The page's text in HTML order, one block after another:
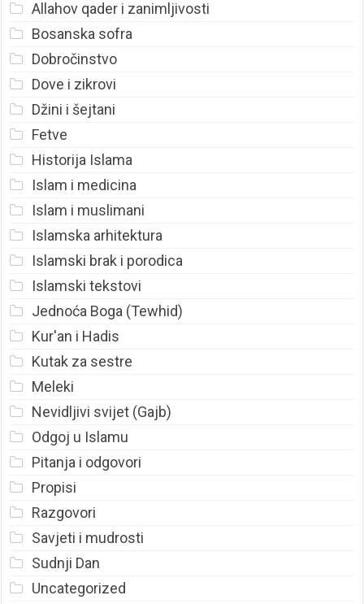
Allahov qader i zanimljivosti
Bosanska sofra
Dobročinstvo
Dove i zikrovi
Džini i šejtani
Fetve
Historija Islama
Islam i medicina
Islam i muslimani
Islamska arhitektura
Islamski brak i porodica
Islamski tekstovi
Jednoća Boga (Tewhid)
Kur'an i Hadis
Kutak za sestre
Meleki
Nevidljivi svijet (Gajb)
Odgoj u Islamu
Pitanja i odgovori
Propisi
Razgovori
Savjeti i mudrosti
Sudnji Dan
Uncategorized